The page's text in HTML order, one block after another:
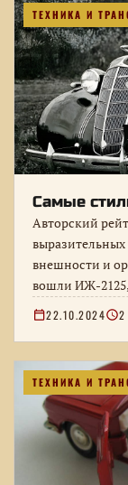
ТЕХНИКА И
Самые
Авторский
внешности и
вошли ИЖ-
модели, а…
22.10.2024
ТЕХНИКА И